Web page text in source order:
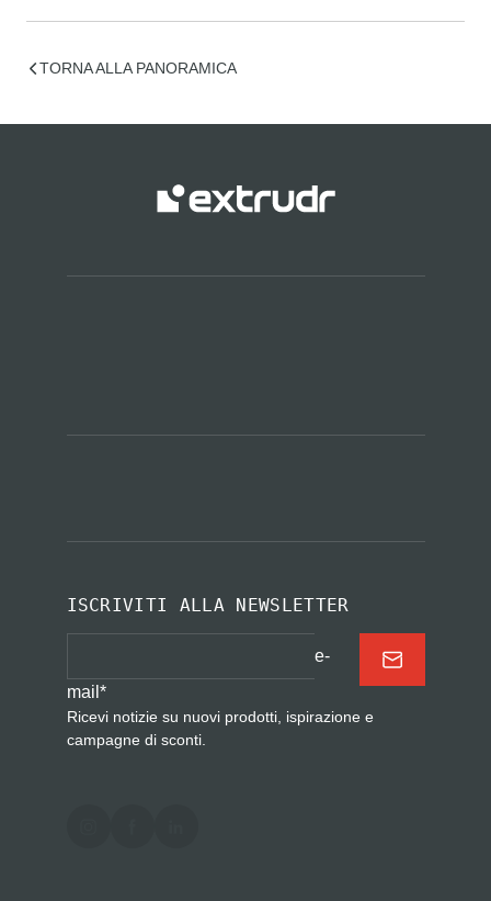
TORNA ALLA PANORAMICA
ISCRIVITI ALLA NEWSLETTER
e-
mail *
Ricevi notizie su nuovi prodotti, ispirazione e
campagne di sconti.